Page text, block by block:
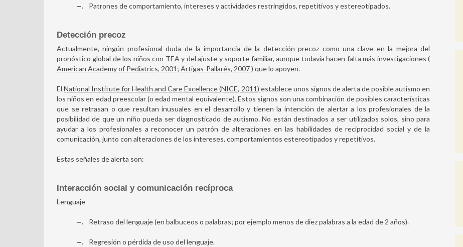
– Patrones de comportamiento, intereses y actividades restringidos, repetitivos y estereotipados.
Detección precoz
Actualmente, ningún profesional duda de la importancia de la detección precoz como una clave en la mejora del
pronóstico global de los niños con TEA y del ajuste y soporte familiar, aunque todavía hacen falta más investigaciones (
American Academy of Pediatrics, 2001; Artigas-Pallarés, 2007) que lo apoyen.
ElNational Institute for Health and Care Excellence (NICE, 2011) establece unos signos de alerta de posible autismo en
los niños en edad preescolar (o edad mental equivalente). Estos signos son una combinación de posibles características
que se retrasan o que resultan inusuales en el desarrollo y tienen la intención de alertar a los profesionales de la
posibilidad de que un niño pueda ser diagnosticado de autismo. No están destinados a ser utilizados solos, sino para
ayudar a los profesionales a reconocer un patrón de alteraciones en las habilidades de reciprocidad social y de la
comunicación, junto con alteraciones de los intereses, comportamientos estereotipados y repetitivos.
Estas señales de alerta son:
Interacción social y comunicación recíproca
Lenguaje
– Retraso del lenguaje (en balbuceos o palabras; por ejemplo menos de diez palabras a la edad de 2 años).
– Regresión o pérdida de uso del lenguaje.